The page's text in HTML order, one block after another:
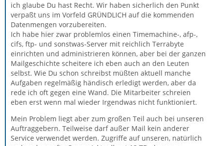
ich glaube Du hast Recht. Wir haben sicherlich den Punkt
verpaßt uns im Vorfeld GRÜNDLICH auf die kommenden
Datenmengen vorzubereiten.
Ich habe hier zwar problemlos einen Timemachine-, afp-,
cifs, ftp- und sonstwas-Server mit reichlich Terrabyte
einrichten und administrieren können, aber bei der ganzen
Mailgeschichte scheitere ich eben auch an den Leuten
selbst. Wie Du schon schreibst müßten aktuell manche
Aufgaben regelmäßig händisch erledigt werden, aber da
rede ich oft gegen eine Wand. Die Mitarbeiter schreien
eben erst wenn mal wieder Irgendwas nicht funktioniert.
Mein Problem liegt aber zum großen Teil auch bei unseren
Auftraggebern. Teilweise darf außer Mail kein anderer
Service verwendet werden. Zugriffe auf unseren, natürlich